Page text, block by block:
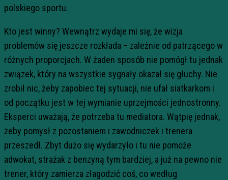
polskiego sportu.
Kto jest winny? Wewnątrz wydaje mi się, że wizja
problemów się jeszcze rozkłada – zależnie od patrzącego w
różnych proporcjach. W żaden sposób nie pomógł tu jednak
związek, który na wszystkie sygnały okazał się głuchy. Nie
zrobił nic, żeby zapobiec tej sytuacji, nie ufał siatkarkom i
od początku jest w tej wymianie uprzejmości jednostronny.
Eksperci uważają, że potrzeba tu mediatora. Wątpię jednak,
żeby pomysł z pozostaniem i zawodniczek i trenera
przeszedł. Zbyt dużo się wydarzyło i tu nie pomoże
adwokat, strażak z benzyną tym bardziej, a już na pewno nie
trener, który zamierza złagodzić coś, co według